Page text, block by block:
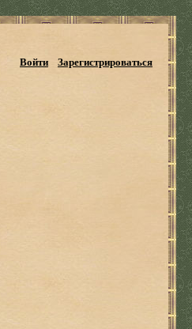
Войти Зарегистрироваться